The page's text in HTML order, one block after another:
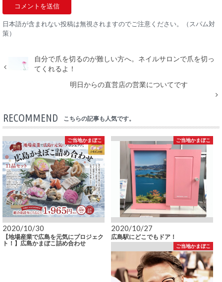
日本語が含まれない投稿は無視されますのでご注意ください。（スパム対
策）
自分で爪を切るのが難しい方へ。ネイルサロンで爪を切っ
てくれるよ！
明日からの直営店の営業についてです
RECOMMEND こちらの記事も人気です。
ご当地かまぼこ
2020/10/30
【地場産業で広島を元気にプロジェク
ト！】広島かまぼこ詰め合わせ
ご当地かまぼこ
2020/10/27
広島駅にどこでもドア！
ご当地かまぼこ